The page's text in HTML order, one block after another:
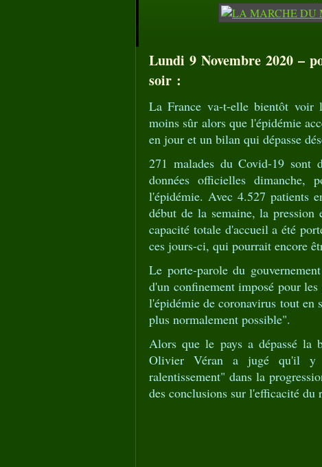
Lundi 9 Novembre 2020 –
soir :
La France va-t-elle bientôt voir
moins sûr alors que l'épidémie
en jour et un bilan qui dépasse
271 malades du Covid-19 sont
données officielles
l'épidémie. Avec 4.527 patients
début de la semaine, la pression
capacité totale d'accueil a été
ces jours-ci, qui pourrait encore
Le porte-parole du
d'un confinement imposé pour
l'épidémie de coronavirus tout en
plus normalement possible".
Alors que le pays a dépassé la
Olivier Véran a jugé qu'il y
ralentissement" dans la
des conclusions sur l'efficacité du